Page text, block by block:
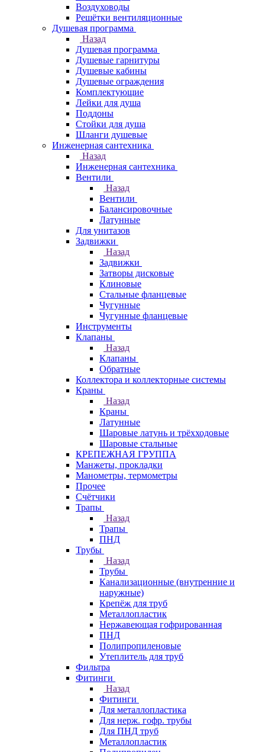
Воздуховоды
Решётки вентиляционные
Душевая программа
Назад
Душевая программа
Душевые гарнитуры
Душевые кабины
Душевые ограждения
Комплектующие
Лейки для душа
Поддоны
Стойки для душа
Шланги душевые
Инженерная сантехника
Назад
Инженерная сантехника
Вентили
Назад
Вентили
Балансировочные
Латунные
Для унитазов
Задвижки
Назад
Задвижки
Затворы дисковые
Клиновые
Стальные фланцевые
Чугунные
Чугунные фланцевые
Инструменты
Клапаны
Назад
Клапаны
Обратные
Коллектора и коллекторные системы
Краны
Назад
Краны
Латунные
Шаровые латунь и трёхходовые
Шаровые стальные
КРЕПЕЖНАЯ ГРУППА
Манжеты, прокладки
Манометры, термометры
Прочее
Счётчики
Трапы
Назад
Трапы
ПНД
Трубы
Назад
Трубы
Канализационные (внутренние и
наружные)
Крепёж для труб
Металлопластик
Нержавеющая гофрированная
ПНД
Полипропиленовые
Утеплитель для труб
Фильтра
Фитинги
Назад
Фитинги
Для металлопластика
Для нерж. гофр. трубы
Для ПНД труб
Металлопластик